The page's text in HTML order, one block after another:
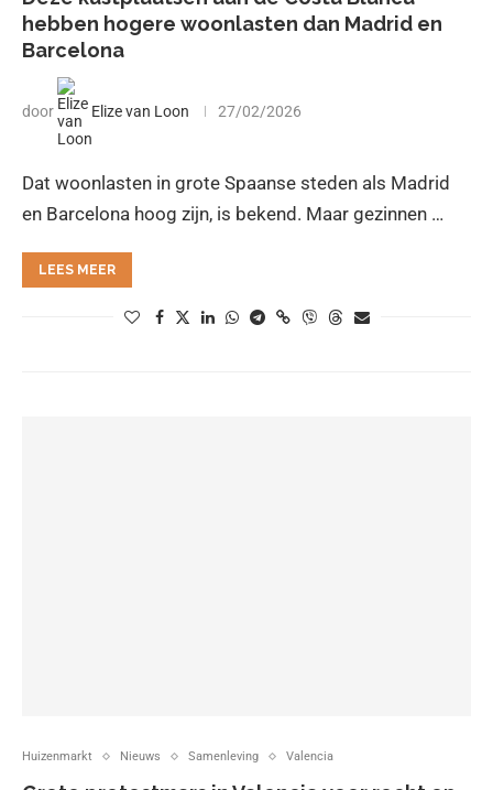
hebben hogere woonlasten dan Madrid en
Barcelona
door Elize van Loon 27/02/2026
Dat woonlasten in grote Spaanse steden als Madrid
en Barcelona hoog zijn, is bekend. Maar gezinnen …
LEES MEER
Huizenmarkt Nieuws Samenleving Valencia